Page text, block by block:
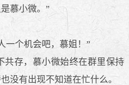
慕小微。”
个机会吧，慕姐！”
存，慕小微始终在群里保持
没有出现不知道在忙什么。